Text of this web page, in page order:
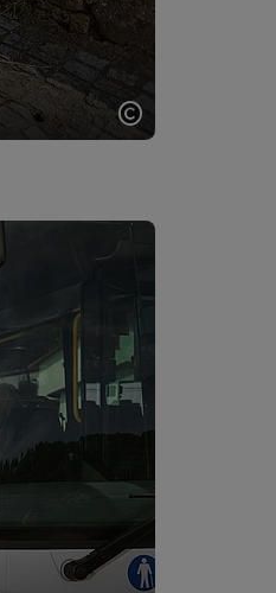
Copyright